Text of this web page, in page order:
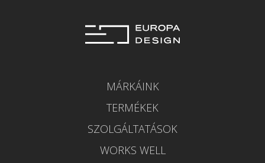
MÁRKÁINK
TERMÉKEK
SZOLGÁLTATÁSOK
WORKS WELL